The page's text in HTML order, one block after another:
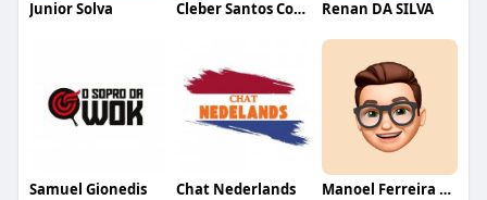
Junior Solva Cleber Santos Costa Renan DA SILVA
Samuel Gionedis Chat Nederlands Manoel Ferreira dos Santos junior